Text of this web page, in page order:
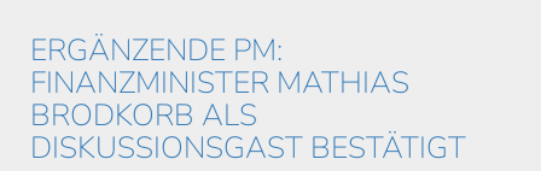
ERGÄNZENDE PM:
FINANZMINISTER MATHIAS
BRODKORB ALS
DISKUSSIONSGAST BESTÄTIGT